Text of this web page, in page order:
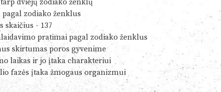
dviejų zodiako ženklų
pagal zodiako ženklus
skaičius - 137
pratimai pagal zodiako ženklus
skirtumas poros gyvenime
laikas ir jo įtaka charakteriui
fazės įtaka žmogaus organizmui